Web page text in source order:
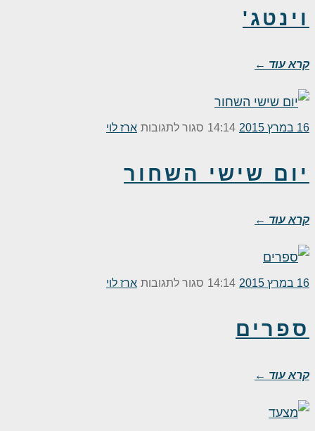
וינטג'
קרא עוד ←
16 במרץ 2015 14:14 סגור לתגובותעל
שישי
ארז לוי
יום שישי השחור
קרא עוד ←
16 במרץ 2015 14:14 סגור לתגובותעלארז לוי
ספרים
קרא עוד ←